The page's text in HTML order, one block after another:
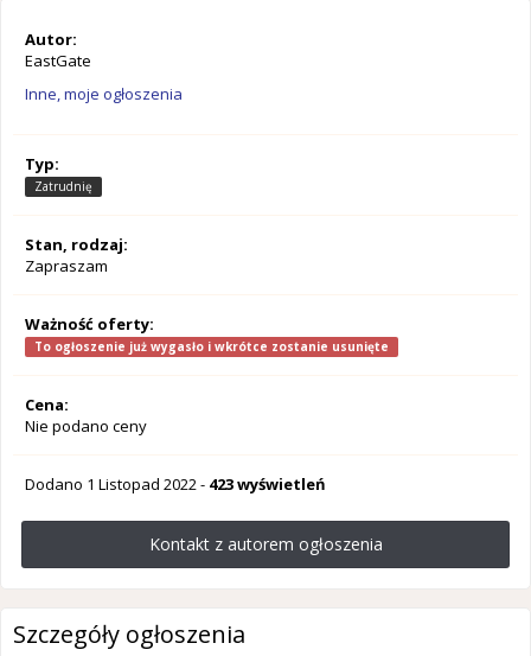
Autor:
EastGate
Inne, moje ogłoszenia
Typ:
Zatrudnię
Stan, rodzaj:
Zapraszam
Ważność oferty:
To ogłoszenie już wygasło i wkrótce zostanie usunięte
Cena:
Nie podano ceny
Dodano 1 Listopad 2022- 423 wyświetleń
Kontakt z autorem ogłoszenia
Szczegóły ogłoszenia